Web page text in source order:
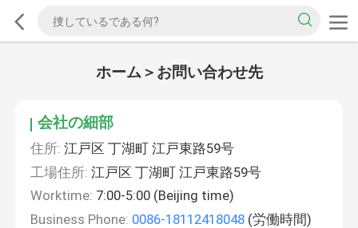
ホーム＞お問い合わせ先
会社の細部
住所: 江戸区 丁湖町 江戸東路59号
工場住所: 江戸区 丁湖町 江戸東路59号
Worktime: 7:00-5:00 (Beijing time)
Business Phone: 0086-18112418048 (労働時間)